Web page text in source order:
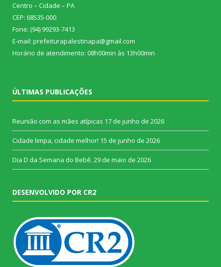
Centro – Cidade – PA
CEP: 68535-000
Fone: (94) 99293-7413
E-mail: prefeiturapalestinapa@gmail.com
Horário de atendimento: 08h00min às 13h00min
ÚLTIMAS PUBLICAÇÕES
Reunião com as mães atípicas 17 de junho de 2026
Cidade limpa, cidade melhor! 15 de junho de 2026
Dia D da Semana do Bebê. 29 de maio de 2026
DESENVOLVIDO POR CR2